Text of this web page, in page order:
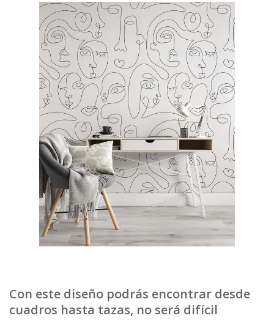
Con este diseño podrás encontrar desde
cuadros hasta tazas, no será difícil